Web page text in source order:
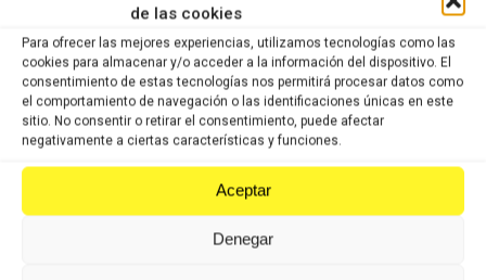
de las cookies
Para ofrecer las mejores experiencias, utilizamos tecnologías como las
cookies para almacenar y/o acceder a la información del dispositivo. El
consentimiento de estas tecnologías nos permitirá procesar datos como
el comportamiento de navegación o las identificaciones únicas en este
sitio. No consentir o retirar el consentimiento, puede afectar
negativamente a ciertas características y funciones.
Aceptar
Denegar
Share
on
X
Share
on
Facebook
Share
on
Pinterest
Share
on
LinkedIn
Productos relacionados